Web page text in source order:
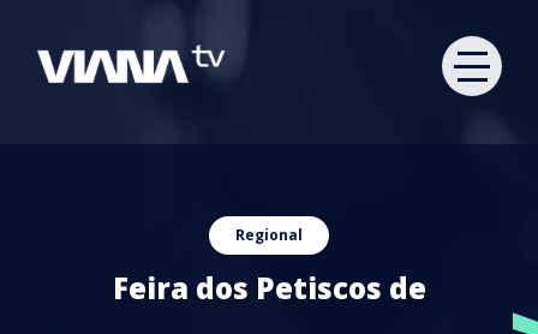
Regional
Feira dos Petiscos de